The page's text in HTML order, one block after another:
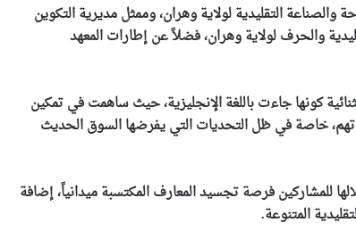
التقليدية لولاية وهران، وممثل مديرية التكوين
والحرف لولاية وهران، فضلاً عن إطارات المعهد
كونها جاءت باللغة الإنجليزية، حيث ساهمت في تمكين
خاصة في ظل التحديات التي يفرضها السوق الحديث
للمشاركين فرصة تجسيد المعارف المكتسبة ميدانياً، إضافة
المتنوعة.
وهران تستعيد بريقها بحملة